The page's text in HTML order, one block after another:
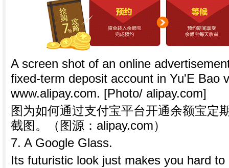
A screen shot of an online
fixed-term deposit account in Yu'E Bao
www.alipay.com. [Photo/ alipay.com]
图为如何通过支付宝平台开通余额宝定
截图。（图源：alipay.com）
7. A Google Glass.
Its futuristic look just makes you hard